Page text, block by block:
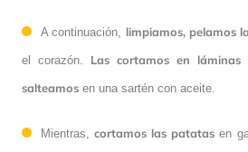
A continuación, limpiamos, pelamos
el corazón.
Las cortamos en
salteamos en una sartén con aceite.
Mientras,cortamos las patatas en